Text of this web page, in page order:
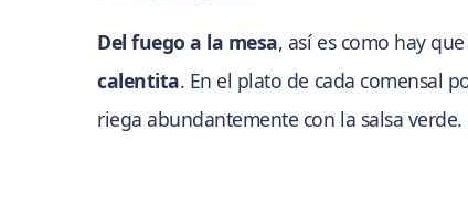
Del fuego a la mesa, así es como hay
calentita. En el plato de cada comensal
riega abundantemente con la salsa verde.